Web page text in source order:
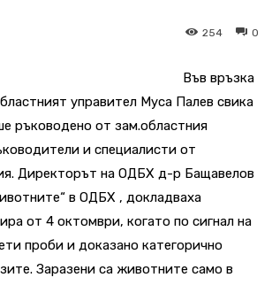
0
254
Във връзка
управител Муса Палев свика
ръководено от зам.областния
и специалисти от
Директорът на ОДБХ д-р Бащавелов
в ОДБХ , докладваха
от 4 октомври, когато по сигнал на
проби и доказано категорично
Заразени са животните само в